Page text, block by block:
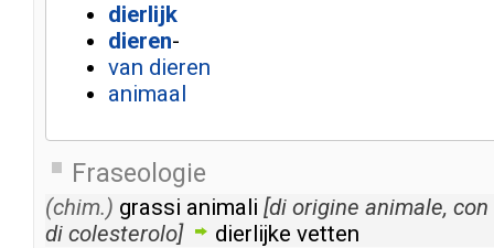
dierlijk
dieren-
van dieren
animaal
Fraseologie
(chim.) grassi animali [di origine animale, con
di colesterolo] dierlijke vetten